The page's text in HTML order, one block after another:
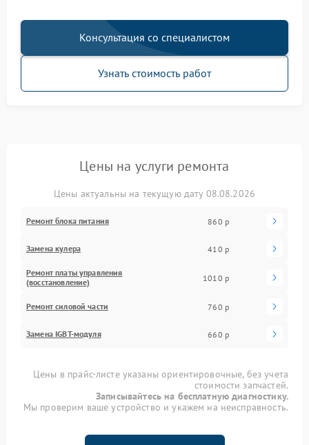
Консультация со специалистом
Узнать стоимость работ
Цены на услуги ремонта
Цены актуальны на текущую дату 08.08.2026
Ремонт блока питания 860 р
Замена кулера 410 р
Ремонт платы управления
(восстановление)
1010 р
Ремонт силовой части 760 р
Замена IGBT-модуля 660 р
Цены в прайс-листе указаны ориентировочные, без учета
стоимости запчастей.
Записывайтесь на бесплатную диагностику.
Мы проверим ваше устройство и укажем на неисправность.